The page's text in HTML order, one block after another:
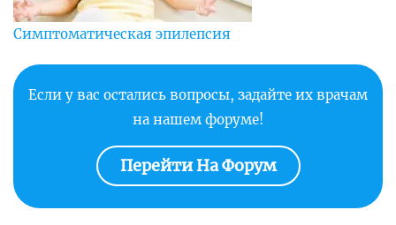
Симптоматическая эпилепсия
Если у вас остались вопросы, задайте их врачам
на нашем форуме!
Перейти На Форум